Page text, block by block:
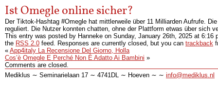
Ist Omegle online sicher?
Der Tiktok-Hashtag #Omegle hat mittlerweile über 11 Milliarden Aufrufe.
reguliert. Die Nutzer konnten chatten, ohne der Plattform etwas über sich
This entry was posted by Hanneke on Sunday, January 26th, 2025 at 6:16
the RSS 2.0 feed. Responses are currently closed, but you can trackback
« App4italy La Recensione Del Giorno, Holla
Cos’è Omegle E Perché Non È Adatto Ai Bambini »
Comments are closed.
Mediklus ∼ Seminarielaan 17 ∼ 4741DL ∼ Hoeven ∼ ∼ info@mediklus.nl